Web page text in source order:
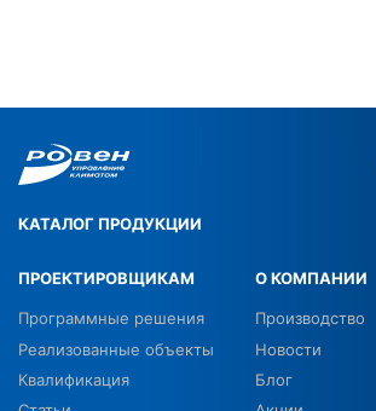
КАТАЛОГ ПРОДУКЦИИ
ПРОЕКТИРОВЩИКАМ
Программные решения
Реализованные объекты
Квалификация
О КОМПАНИИ
Производство
Новости
Блог